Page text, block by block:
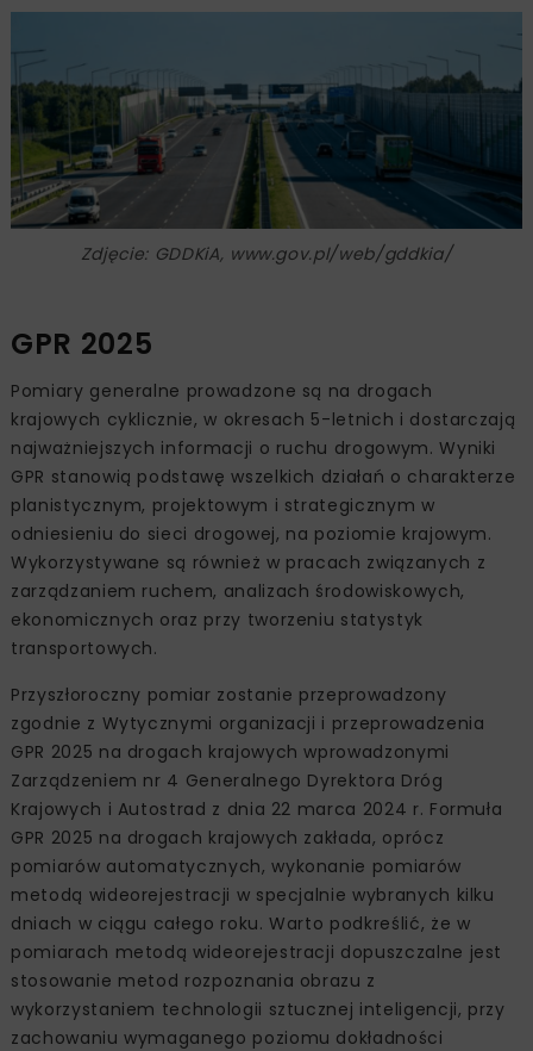
Zdjęcie: GDDKiA, www.gov.pl/web/gddkia/
GPR 2025
Pomiary generalne prowadzone są na drogach
krajowych cyklicznie, w okresach 5-letnich i dostarczają
najważniejszych informacji o ruchu drogowym. Wyniki
GPR stanowią podstawę wszelkich działań o charakterze
planistycznym, projektowym i strategicznym w
odniesieniu do sieci drogowej, na poziomie krajowym.
Wykorzystywane są również w pracach związanych z
zarządzaniem ruchem, analizach środowiskowych,
ekonomicznych oraz przy tworzeniu statystyk
transportowych.
Przyszłoroczny pomiar zostanie przeprowadzony
zgodnie z Wytycznymi organizacji i przeprowadzenia
GPR 2025 na drogach krajowych wprowadzonymi
Zarządzeniem nr 4 Generalnego Dyrektora Dróg
Krajowych i Autostrad z dnia 22 marca 2024 r. Formuła
GPR 2025 na drogach krajowych zakłada, oprócz
pomiarów automatycznych, wykonanie pomiarów
metodą wideorejestracji w specjalnie wybranych kilku
dniach w ciągu całego roku. Warto podkreślić, że w
pomiarach metodą wideorejestracji dopuszczalne jest
stosowanie metod rozpoznania obrazu z
wykorzystaniem technologii sztucznej inteligencji, przy
zachowaniu wymaganego poziomu dokładności